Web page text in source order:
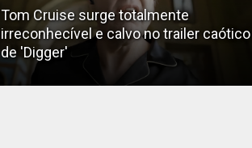
Tom Cruise surge totalmente
irreconhecível e calvo no trailer caótico
de 'Digger'